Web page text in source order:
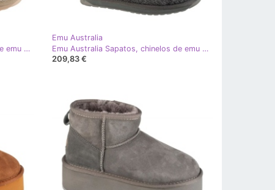
Emu Australia Sapatos, chinelos de emu austrália Bartle W13142-MACA bege
Emu Australia
Emu Australia Sapatos, chinelos de emu austrália bartle w13142-dagr cinza
209,83 €